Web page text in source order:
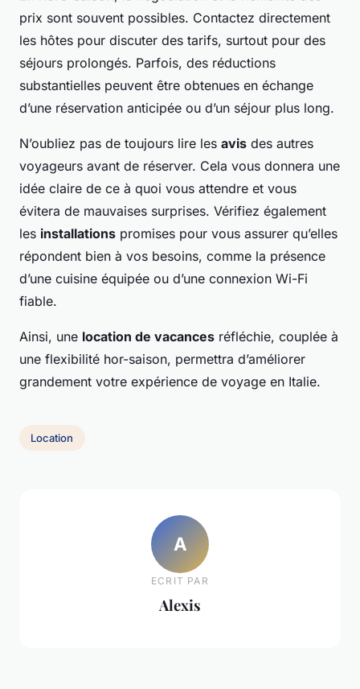
prix sont souvent possibles. Contactez directement
les hôtes pour discuter des tarifs, surtout pour des
séjours prolongés. Parfois, des réductions
substantielles peuvent être obtenues en échange
d’une réservation anticipée ou d’un séjour plus long.
N’oubliez pas de toujours lire les avis des autres
voyageurs avant de réserver. Cela vous donnera une
idée claire de ce à quoi vous attendre et vous
évitera de mauvaises surprises. Vérifiez également
les installations promises pour vous assurer qu’elles
répondent bien à vos besoins, comme la présence
d’une cuisine équipée ou d’une connexion Wi-Fi
fiable.
Ainsi, une location de vacances réfléchie, couplée à
une flexibilité hor-saison, permettra d’améliorer
grandement votre expérience de voyage en Italie.
Location
A
ECRIT PAR
Alexis